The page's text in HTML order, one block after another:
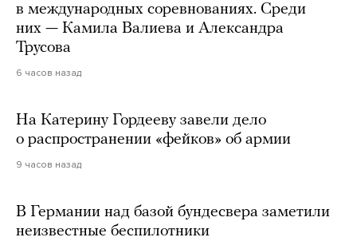
в международных соревнованиях. Среди
них — Камила Валиева и Александра
Трусова
6 часов назад
На Катерину Гордееву завели дело
о распространении «фейков» об армии
9 часов назад
В Германии над базой бундесвера заметили
неизвестные беспилотники